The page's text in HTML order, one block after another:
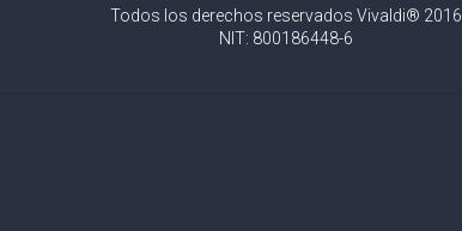
Todos los derechos reservados Vivaldi® 2016
NIT: 800186448-6